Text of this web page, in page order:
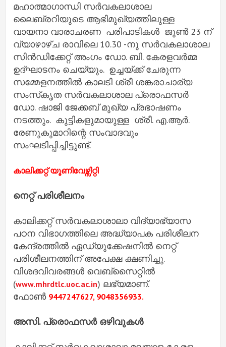
മഹാത്മാഗാന്ധി സർവകലാശാല
ലൈബ്രറിയുടെ ആഭിമുഖ്യത്തിലുള്ള
വായനാ വാരാചരണ പരിപാടികൾ ജൂൺ 23 ന്
വ്യാഴാഴ്ച രാവിലെ 10.30 -നു സർവകലാശാല
സിൻഡിക്കേറ്റ് അംഗം ഡോ. ബി. കേരളവർമ്മ
ഉദ്ഘാടനം ചെയ്യും. ഉച്ചയ്ക്ക് ചേരുന്ന
സമ്മേളനത്തിൽ കാലടി ശ്രീ ശങ്കരാചാര്യ
സംസ്‌കൃത സർവകലാശാല പ്രൊഫസർ
ഡോ. ഷാജി ജേക്കബ് മുഖ്യ പ്രഭാഷണം
നടത്തും. കുട്ടികളുമായുള്ള ശ്രീ. എ.ആർ.
രേണുകുമാറിന്റെ സംവാദവും
സംഘടിപ്പിച്ചിട്ടുണ്ട്.
കാലിക്കറ്റ് യൂണിവേഴ്സിറ്റി
നെറ്റ് പരിശീലനം
കാലിക്കറ്റ് സര്‍വകലാശാലാ വിദ്യാഭ്യാസ
പഠന വിഭാഗത്തിലെ അദ്ധ്യാപക പരിശീലന
കേന്ദ്രത്തില്‍ ഏഡ്യുക്കേഷനില്‍ നെറ്റ്
പരിശീലനത്തിന് അപേക്ഷ ക്ഷണിച്ചു.
വിശദവിവരങ്ങള്‍ വെബ്‌സൈറ്റില്‍
(www.mhrdtlc.uoc.ac.in) ലഭ്യമാണ്.
ഫോണ്‍ 9447247627, 9048356933.
അസി. പ്രൊഫസർ ഒഴിവുകൾ